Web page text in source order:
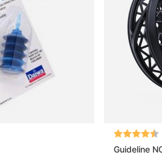
Note:
Guideline